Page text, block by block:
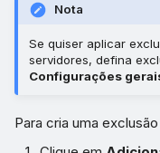
Nota
Se quiser aplicar
servidores, defina
Configurações
Para cria uma